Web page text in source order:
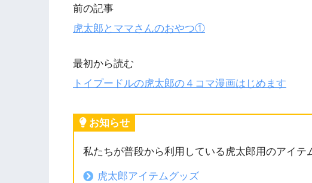
前の記事
虎太郎とママさんのおやつ①
最初から読む
トイプードルの虎太郎の４コマ漫画はじめます
お知らせ
私たちが普段から利用している虎太郎用のアイテ
虎太郎アイテムグッズ